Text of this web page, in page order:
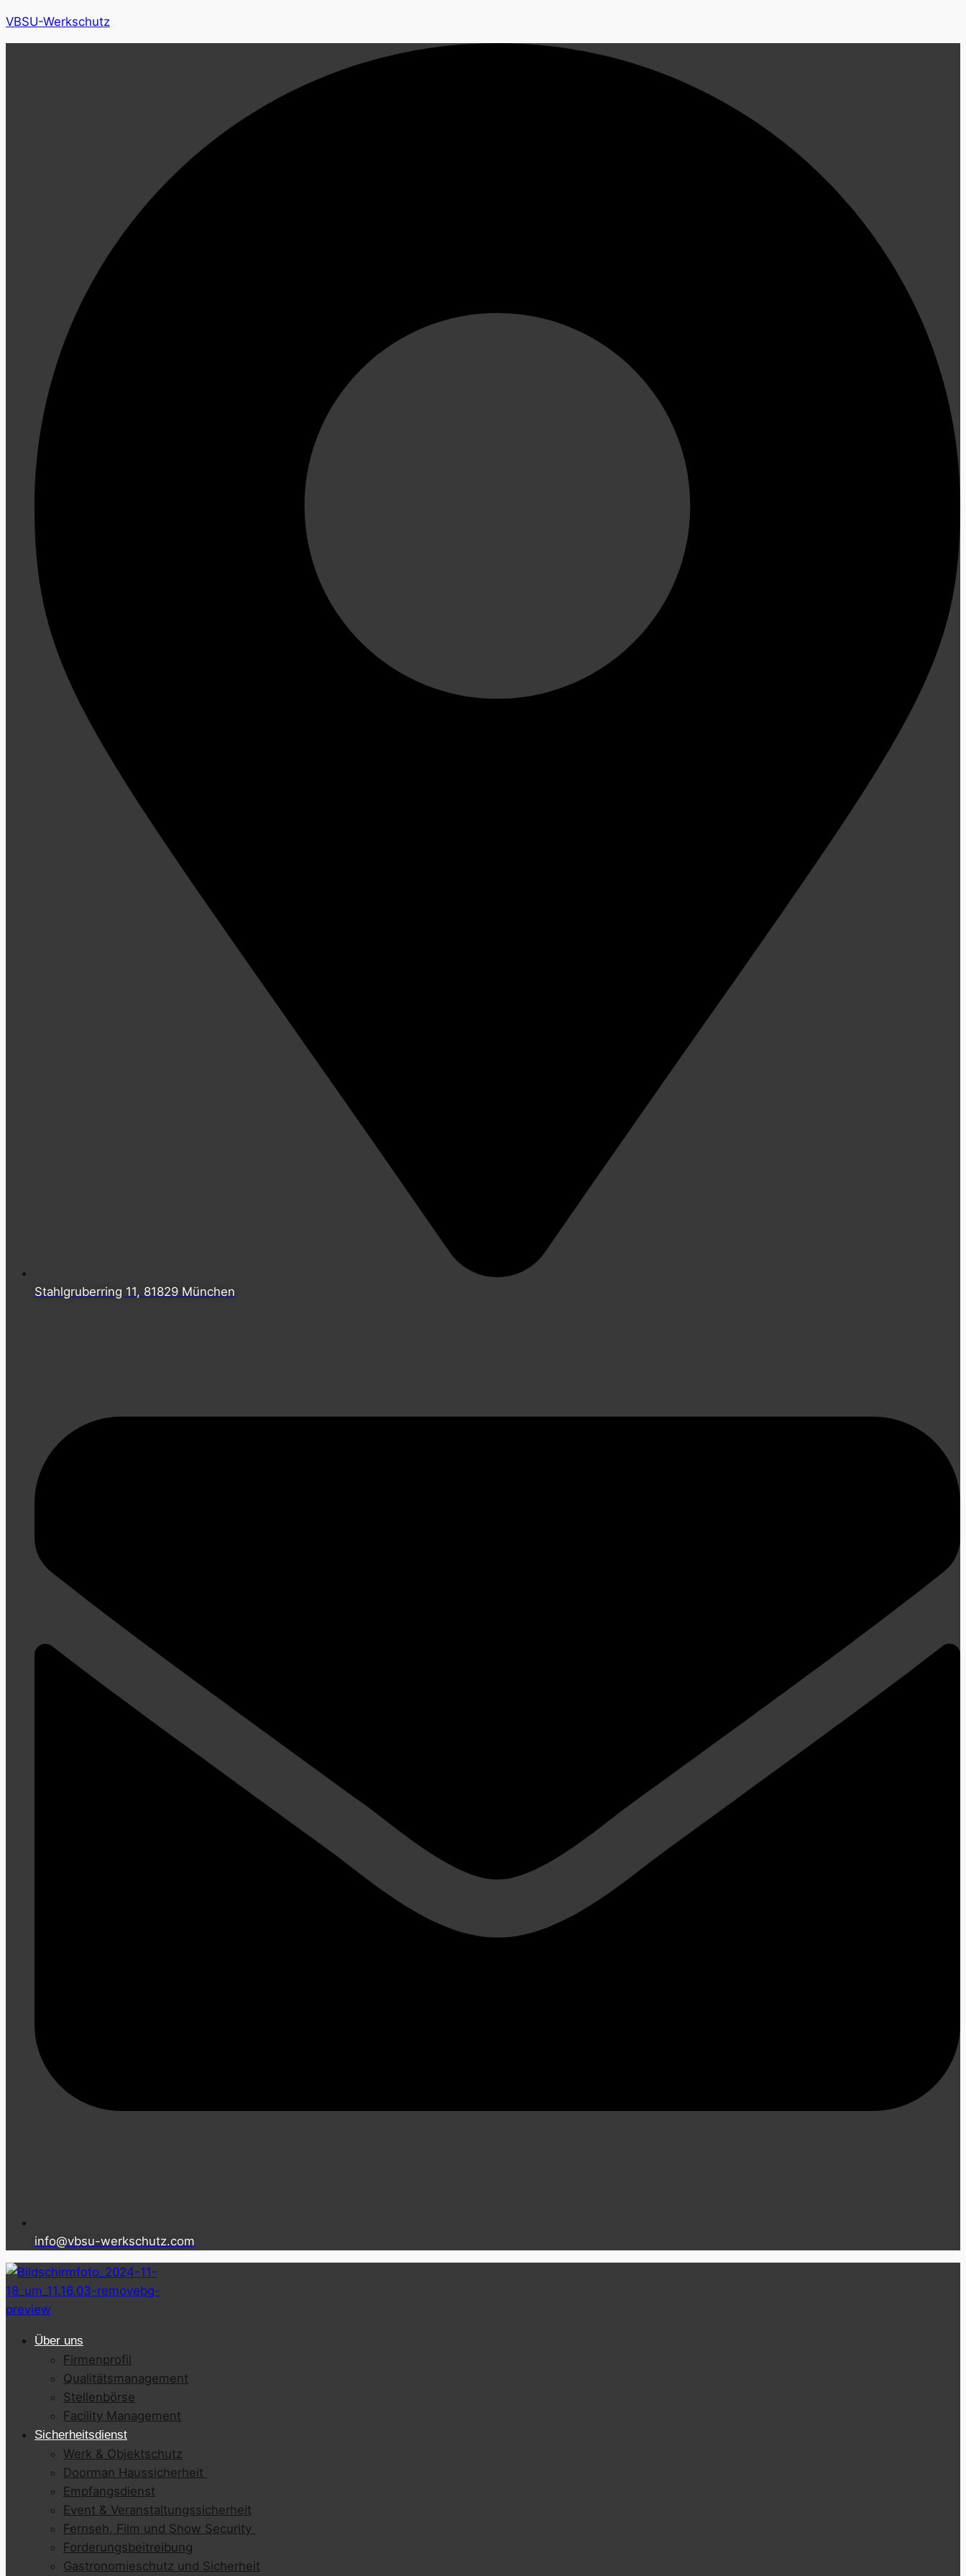
VBSU-Werkschutz
Stahlgruberring 11, 81829 München
info@vbsu-werkschutz.com
Über uns
Firmenprofil
Qualitätsmanagement
Stellenbörse
Facility Management
Sicherheitsdienst
Werk & Objektschutz
Doorman Haussicherheit
Empfangsdienst
Event & Veranstaltungssicherheit
Fernseh, Film und Show Security
Forderungsbeitreibung
Gastronomieschutz und Sicherheit